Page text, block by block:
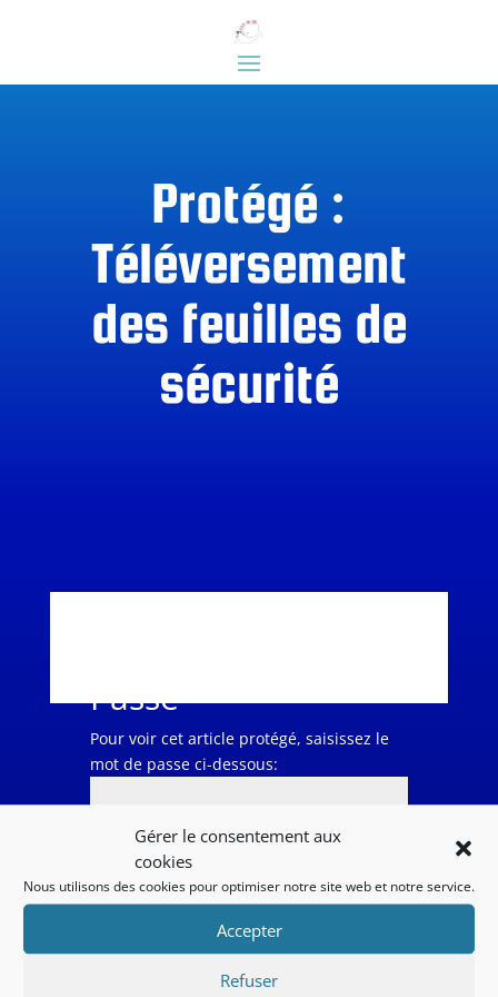
Gérer le consentement aux
cookies
Nous utilisons des cookies pour optimiser notre site web et notre service.
Accepter
Refuser
Protégé :
Téléversement
des feuilles de
sécurité
Passe
Pour voir cet article protégé, saisissez le
mot de passe ci-dessous:
Envoyer